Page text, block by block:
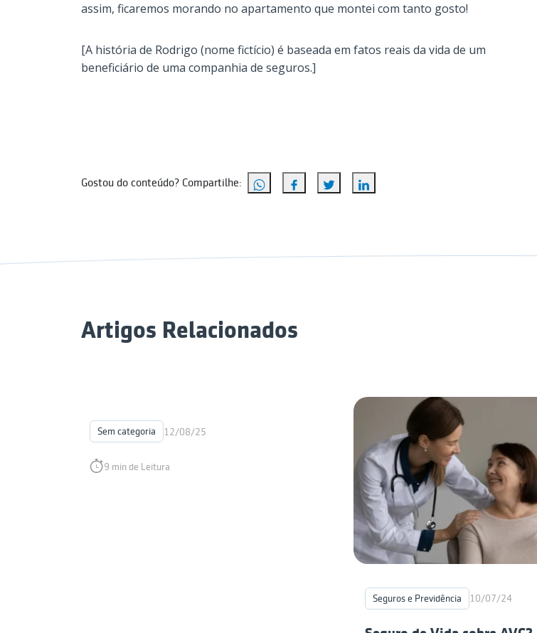
assim, ficaremos morando no apartamento que montei com tanto gosto!
[A história de Rodrigo (nome fictício) é baseada em fatos reais da vida de um
beneficiário de uma companhia de seguros.]
Gostou do conteúdo? Compartilhe:
Artigos Relacionados
Sem categoria 12/08/25
9 min de Leitura
Seguros e Previdência 10/07/24